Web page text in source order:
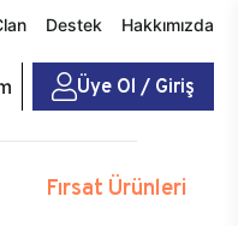
Destek Hakkımızda
Üye Ol / Giriş
Fırsat Ürünleri